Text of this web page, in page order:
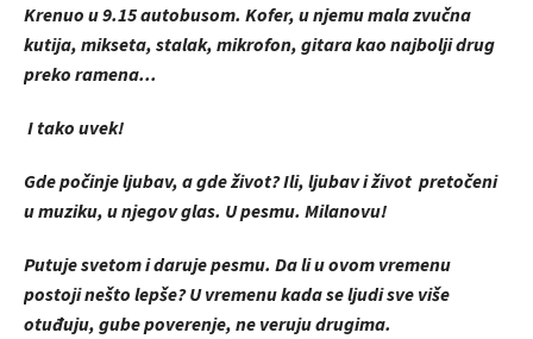
Krenuo u 9.15 autobusom. Kofer, u njemu mala zvučna
kutija, mikseta, stalak, mikrofon, gitara kao najbolji drug
preko ramena...
I tako uvek!
Gde počinje ljubav, a gde život? Ili, ljubav i život pretočeni
u muziku, u njegov glas. U pesmu. Milanovu!
Putuje svetom i daruje pesmu. Da li u ovom vremenu
postoji nešto lepše? U vremenu kada se ljudi sve više
otuđuju, gube poverenje, ne veruju drugima.